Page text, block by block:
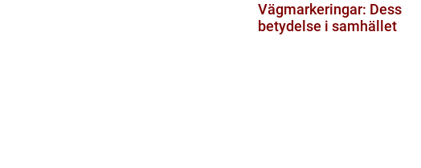
Vägmarkeringar: Dess
betydelse i samhället